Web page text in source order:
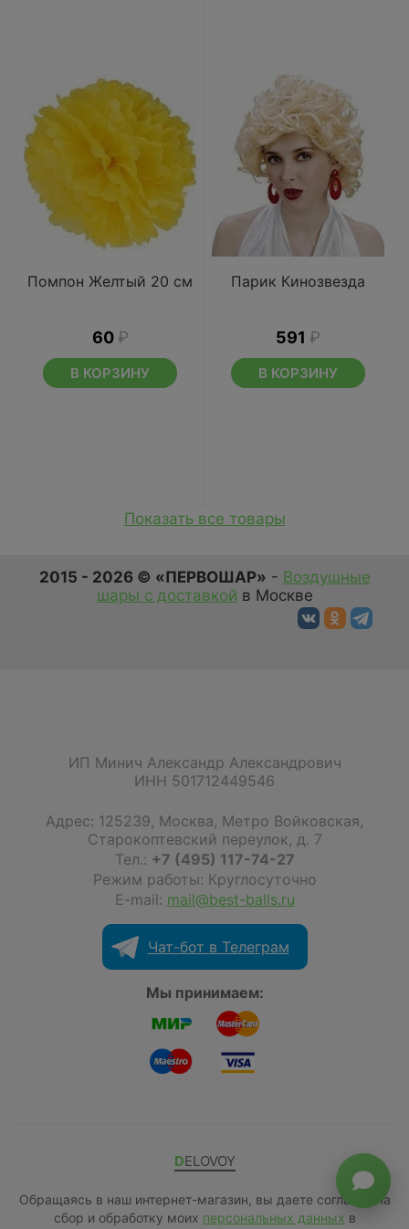
Помпон Желтый 20 см
60 ₽
В КОРЗИНУ
Парик Кинозвезда
591 ₽
В КОРЗИНУ
Показать все товары
2015 - 2026 © «ПЕРВОШАР» - Воздушные
шары с доставкой в Москве
ИП Минич Александр Александрович
ИНН 501712449546
Адрес: 125239, Москва, Метро Войковская,
Старокоптевский переулок, д. 7
Тел.: +7 (495) 117-74-27
Режим работы: Круглосуточно
E-mail: mail@best-balls.ru
Чат-бот в Телеграм
Мы принимаем:
DELOVOY
Обращаясь в наш интернет-магазин, вы даете согласие на
сбор и обработку моих персональных данных в